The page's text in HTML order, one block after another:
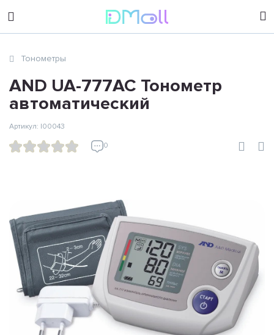
sales@dimoll.ru
Тонометры
AND UA-777AC Тонометр
автоматический
0
Артикул: I00043